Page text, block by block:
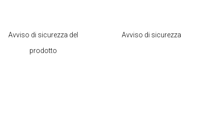
Avviso di sicurezza del
prodotto
Avviso di sicurezza